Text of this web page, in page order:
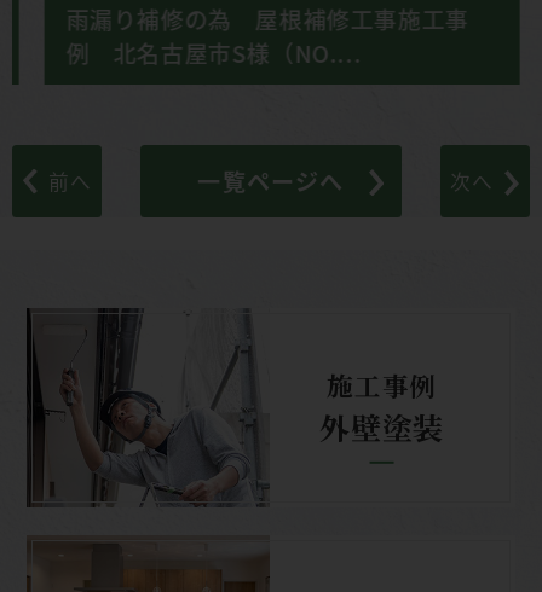
雨漏り補修の為 屋根補修工事施工事
例 北名古屋市S様（NO....
前へ 一覧ページへ 次へ
施工事例
外壁塗装